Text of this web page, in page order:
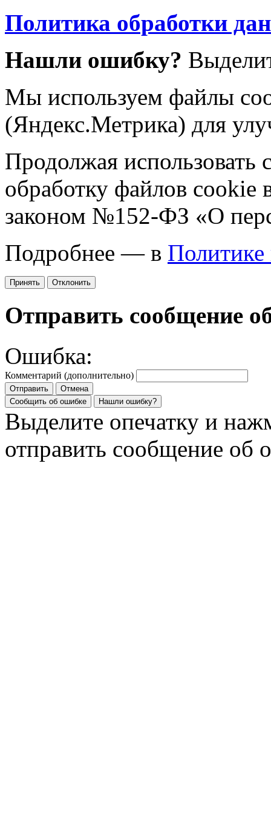
Политика обработки
Нашли ошибку?
Мы используем файлы
(Яндекс.Метрика) для
Продолжая использовать
обработку файлов cookie
законом №152-ФЗ «О
Подробнее — в Политике
Принять Отклонить
Отправить сообщение
Ошибка:
Комментарий (дополнительно)
Отправить
Отмена
Сообщить об ошибке
Нашли ошибку?
Выделите опечатку и
отправить сообщение об